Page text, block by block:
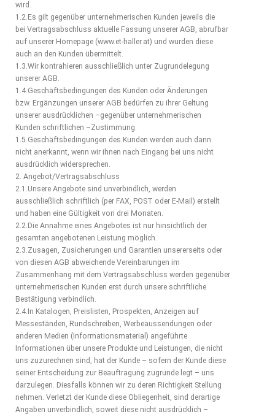
wird.
1.2.Es gilt gegenüber unternehmerischen Kunden jeweils die
bei Vertragsabschluss aktuelle Fassung unserer AGB, abrufbar
auf unserer Homepage (www.et-haller.at) und wurden diese
auch an den Kunden übermittelt.
1.3.Wir kontrahieren ausschließlich unter Zugrundelegung
unserer AGB.
1.4.Geschäftsbedingungen des Kunden oder Änderungen
bzw. Ergänzungen unserer AGB bedürfen zu ihrer Geltung
unserer ausdrücklichen –gegenüber unternehmerischen
Kunden schriftlichen –Zustimmung.
1.5.Geschäftsbedingungen des Kunden werden auch dann
nicht anerkannt, wenn wir ihnen nach Eingang bei uns nicht
ausdrücklich widersprechen.
2. Angebot/Vertragsabschluss
2.1.Unsere Angebote sind unverbindlich, werden
ausschließlich schriftlich (per FAX, POST oder E-Mail) erstellt
und haben eine Gültigkeit von drei Monaten.
2.2.Die Annahme eines Angebotes ist nur hinsichtlich der
gesamten angebotenen Leistung möglich.
2.3.Zusagen, Zusicherungen und Garantien unsererseits oder
von diesen AGB abweichende Vereinbarungen im
Zusammenhang mit dem Vertragsabschluss werden gegenüber
unternehmerischen Kunden erst durch unsere schriftliche
Bestätigung verbindlich.
2.4.In Katalogen, Preislisten, Prospekten, Anzeigen auf
Messeständen, Rundschreiben, Werbeaussendungen oder
anderen Medien (Informationsmaterial) angeführte
Informationen über unsere Produkte und Leistungen, die nicht
uns zuzurechnen sind, hat der Kunde – sofern der Kunde diese
seiner Entscheidung zur Beauftragung zugrunde legt – uns
darzulegen. Diesfalls können wir zu deren Richtigkeit Stellung
nehmen. Verletzt der Kunde diese Obliegenheit, sind derartige
Angaben unverbindlich, soweit diese nicht ausdrücklich –